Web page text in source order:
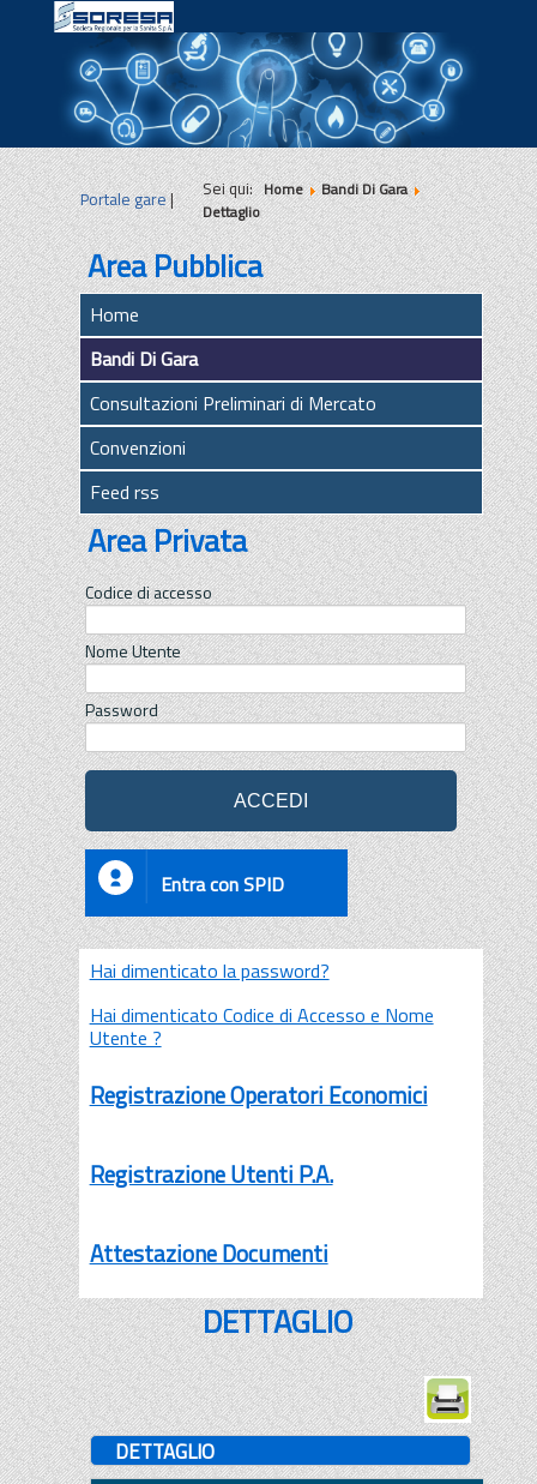
|||
Portale gare| Sei qui:Home
Bandi Di Gara
Dettaglio
Area Pubblica
Home
Bandi Di Gara
Consultazioni Preliminari di Mercato
Convenzioni
Feed rss
Area Privata
Codice di accesso
Nome Utente
Password
Entra con SPID
Hai dimenticato la password?
Hai dimenticato Codice di Accesso e Nome
Utente ?
Registrazione Operatori Economici
Registrazione Utenti P.A.
Attestazione Documenti
DETTAGLIO
DETTAGLIO